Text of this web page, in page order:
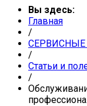
Вы здесь:
Главная
/
СЕРВИСНЫЕ
/
Статьи и
/